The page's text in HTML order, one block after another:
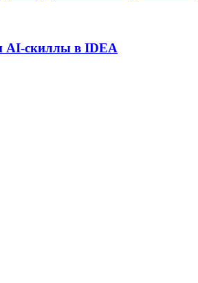
AI-скиллы в IDEA